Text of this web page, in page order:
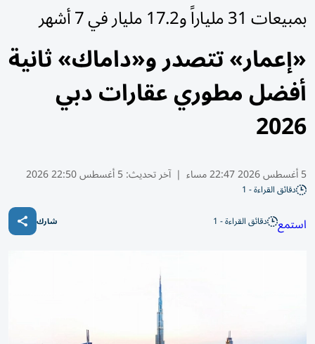
بمبيعات 31 ملياراً و17.2 مليار في 7 أشهر
«إعمار» تتصدر و«داماك» ثانية
أفضل مطوري عقارات دبي
2026
5 أغسطس 2026 22:47 مساء | آخر تحديث:5 أغسطس 22:50 2026
دقائق القراءة - 1
استمع دقائق القراءة - 1 شارك